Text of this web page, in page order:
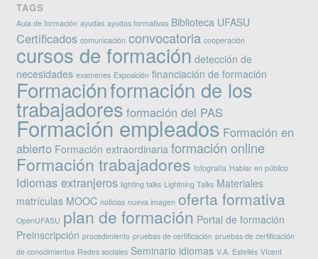
TAGS
Aula de formación ayudas ayudas formativas Biblioteca UFASU
Certificados comunicación convocatoria cooperación
cursos de formación detección de
necesidades examenes Exposición financiación de formación
Formaciónformación de los
trabajadores formación del PAS
Formación empleados Formación en
abierto Formación extraordinaria formación online
Formación trabajadores fotografía Hablar en público
Idiomas extranjeros lighting talks Lightning Talks Materiales
matrículas MOOC noticias nueva imagen oferta formativa
OpenUFASU plan de formación Portal de formación
Preinscripción procedimiento pruebas de certificación pruebas de certificación
de conocimientos Redes sociales Seminario idiomas V.A. Estellés VIcent